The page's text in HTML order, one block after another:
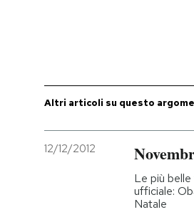
PODCAST
Altri articoli su questo
12/12/2012
Le più
ufficiale:
Natale